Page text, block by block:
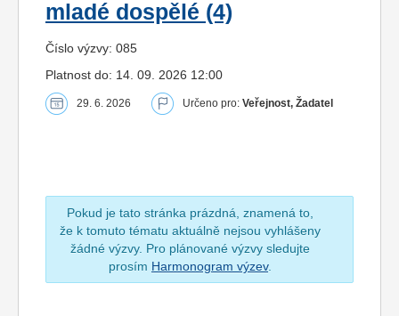
mladé dospělé (4)
Číslo výzvy: 085
Platnost do: 14. 09. 2026 12:00
29. 6. 2026 Určeno pro: Veřejnost, Žadatel
Pokud je tato stránka prázdná, znamená to,
že k tomuto tématu aktuálně nejsou vyhlášeny
žádné výzvy. Pro plánované výzvy sledujte
prosím Harmonogram výzev.